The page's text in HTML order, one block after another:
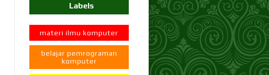
Labels
materi ilmu komputer
belajar pemrograman
komputer